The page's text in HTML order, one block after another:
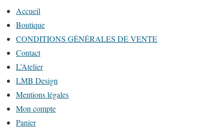
Accueil
Boutique
CONDITIONS GÉNÉRALES DE VENTE
Contact
L’Atelier
LMB Design
Mentions légales
Mon compte
Panier